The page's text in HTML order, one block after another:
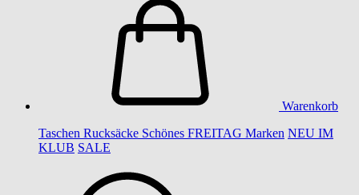
Warenkorb
Taschen Rucksäcke Schönes FREITAG Marken NEU IM
KLUB SALE